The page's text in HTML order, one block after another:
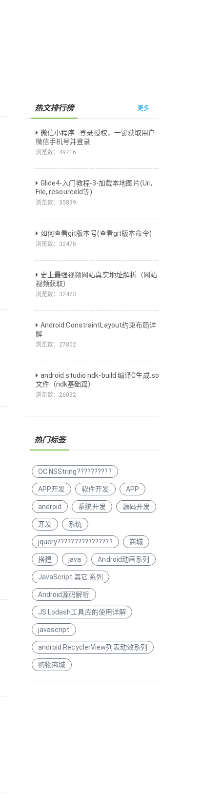
热文排行榜 更多
微信小程序--登录授权，一键获取用户
微信手机号并登录
浏览数： 49716
Glide4-入门教程-3-加载本地图片(Uri,
File, resourceId等)
浏览数： 35839
如何查看git版本号(查看git版本命令)
浏览数： 32475
史上最强视频网站真实地址解析（网站
视频获取）
浏览数： 32473
Android ConstraintLayout约束布局详
解
浏览数： 27802
android studio ndk-build 编译C生成.so
文件（ndk基础篇）
浏览数： 26032
热门标签
OC NSString??????????
APP开发 软件开发 APP
android 系统开发 源码开发
开发 系统
jquery???????????????? 商城
搭建 java Android动画系列
JavaScript 其它 系列
Android源码解析
JS Lodash工具库的使用详解
javascript
android RecyclerView列表动效系列
购物商城